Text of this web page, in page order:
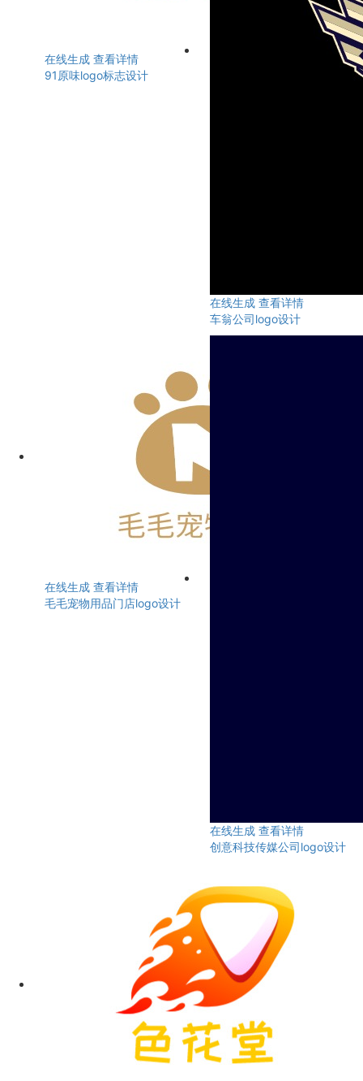
在线生成 查看详情
91原味logo标志设计
在线生成 查看详情
车翁公司logo设计
在线生成 查看详情
毛毛宠物用品门店logo设计
在线生成 查看详情
创意科技传媒公司logo设计